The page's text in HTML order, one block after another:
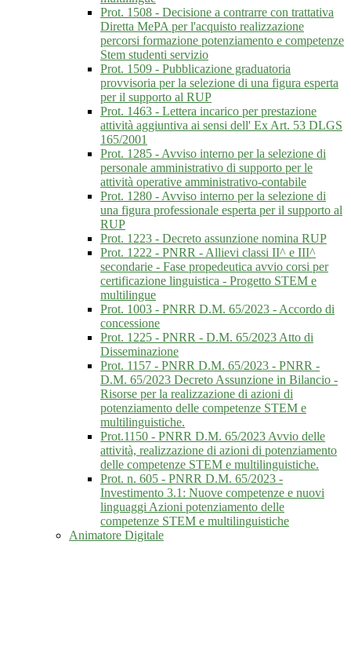
Prot. 1508 - Decisione a contrarre con trattativa
Diretta MePA per l'acquisto realizzazione
percorsi formazione potenziamento e competenze
Stem studenti servizio
Prot. 1509 - Pubblicazione graduatoria
provvisoria per la selezione di una figura esperta
per il supporto al RUP
Prot. 1463 - Lettera incarico per prestazione
attività aggiuntiva ai sensi dell' Ex Art. 53 DLGS
165/2001
Prot. 1285 - Avviso interno per la selezione di
personale amministrativo di supporto per le
attività operative amministrativo-contabile
Prot. 1280 - Avviso interno per la selezione di
una figura professionale esperta per il supporto al
RUP
Prot. 1223 - Decreto assunzione nomina RUP
Prot. 1222 - PNRR - Allievi classi II^ e III^
secondarie - Fase propedeutica avvio corsi per
certificazione linguistica - Progetto STEM e
multilingue
Prot. 1003 - PNRR D.M. 65/2023 - Accordo di
concessione
Prot. 1225 - PNRR - D.M. 65/2023 Atto di
Disseminazione
Prot. 1157 - PNRR D.M. 65/2023 - PNRR -
D.M. 65/2023 Decreto Assunzione in Bilancio -
Risorse per la realizzazione di azioni di
potenziamento delle competenze STEM e
multilinguistiche.
Prot.1150 - PNRR D.M. 65/2023 Avvio delle
attività, realizzazione di azioni di potenziamento
delle competenze STEM e multilinguistiche.
Prot. n. 605 - PNRR D.M. 65/2023 -
Investimento 3.1: Nuove competenze e nuovi
linguaggi Azioni potenziamento delle
competenze STEM e multilinguistiche
Animatore Digitale